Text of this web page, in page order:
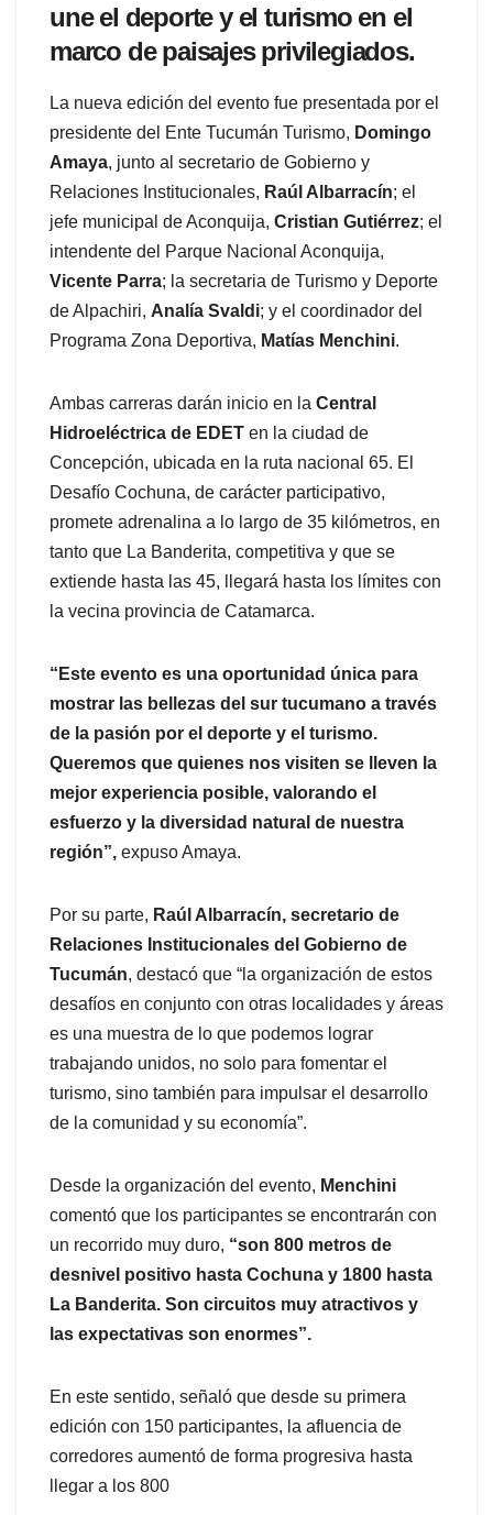
une el deporte y el turismo en el
marco de paisajes privilegiados.
La nueva edición del evento fue presentada por el
presidente del Ente Tucumán Turismo, Domingo
Amaya, junto al secretario de Gobierno y
Relaciones Institucionales, Raúl Albarracín; el
jefe municipal de Aconquija, Cristian Gutiérrez; el
intendente del Parque Nacional Aconquija,
Vicente Parra; la secretaria de Turismo y Deporte
de Alpachiri, Analía Svaldi; y el coordinador del
Programa Zona Deportiva, Matías Menchini.
Ambas carreras darán inicio en la Central
Hidroeléctrica de EDET en la ciudad de
Concepción, ubicada en la ruta nacional 65. El
Desafío Cochuna, de carácter participativo,
promete adrenalina a lo largo de 35 kilómetros, en
tanto que La Banderita, competitiva y que se
extiende hasta las 45, llegará hasta los límites con
la vecina provincia de Catamarca.
“Este evento es una oportunidad única para
mostrar las bellezas del sur tucumano a través
de la pasión por el deporte y el turismo.
Queremos que quienes nos visiten se lleven la
mejor experiencia posible, valorando el
esfuerzo y la diversidad natural de nuestra
región”, expuso Amaya.
Por su parte, Raúl Albarracín, secretario de
Relaciones Institucionales del Gobierno de
Tucumán, destacó que “la organización de estos
desafíos en conjunto con otras localidades y áreas
es una muestra de lo que podemos lograr
trabajando unidos, no solo para fomentar el
turismo, sino también para impulsar el desarrollo
de la comunidad y su economía”.
Desde la organización del evento, Menchini
comentó que los participantes se encontrarán con
un recorrido muy duro, “son 800 metros de
desnivel positivo hasta Cochuna y 1800 hasta
La Banderita. Son circuitos muy atractivos y
las expectativas son enormes”.
En este sentido, señaló que desde su primera
edición con 150 participantes, la afluencia de
corredores aumentó de forma progresiva hasta
llegar a los 800